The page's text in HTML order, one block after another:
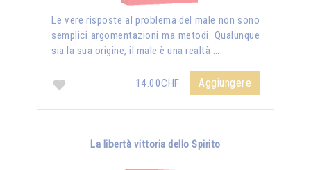
Le vere risposte al problema del male non sono
semplici argomentazioni ma metodi. Qualunque
sia la sua origine, il male è una realtà …
14.00CHF Aggiungere
La libertà vittoria dello Spirito